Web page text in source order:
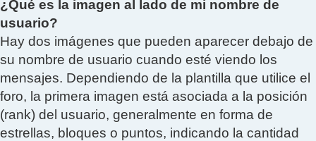
¿Qué es la imagen al lado de mi nombre de
usuario?
Hay dos imágenes que pueden aparecer debajo de
su nombre de usuario cuando esté viendo los
mensajes. Dependiendo de la plantilla que utilice el
foro, la primera imagen está asociada a la posición
(rank) del usuario, generalmente en forma de
estrellas, bloques o puntos, indicando la cantidad